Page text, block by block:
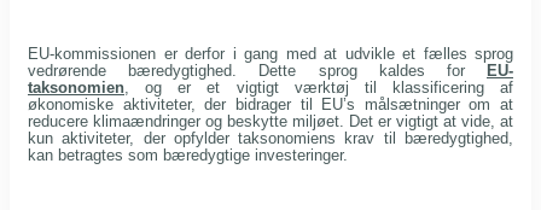
EU-kommissionen er derfor i gang med at udvikle et fælles sprog
vedrørende bæredygtighed. Dette sprog kaldes for
EU-
taksonomien, og er et vigtigt værktøj til klassificering af
økonomiske aktiviteter, der bidrager til EU’s målsætninger om at
reducere klimaændringer og beskytte miljøet. Det er vigtigt at vide, at
kun aktiviteter, der opfylder taksonomiens krav til bæredygtighed,
kan betragtes som bæredygtige investeringer.